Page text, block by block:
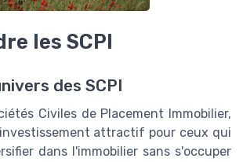
les SCPI
des SCPI
Civiles de Placement Immobilier,
attractif pour ceux qui
dans l'immobilier sans s'occuper